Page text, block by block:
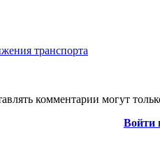
транспорта
комментарии могут
Войти